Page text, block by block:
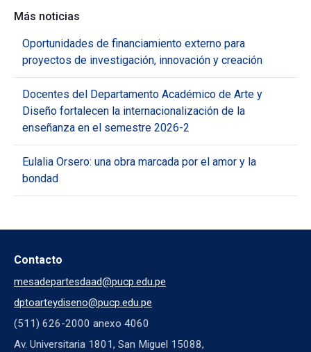
Más noticias
Oportunidades de financiamiento externo para
proyectos de investigación, innovación y creación
Docentes del Departamento Académico de Arte y
Diseño fortalecen la internacionalización de la
enseñanza en el semestre 2026-2
Eulalia Orsero: una obra marcada por el amor y la
bondad
Contacto
mesadepartesdaad@pucp.edu.pe
dptoarteydiseno@pucp.edu.pe
(511) 626-2000 anexo 4060
Av. Universitaria 1801, San Miguel 15088,